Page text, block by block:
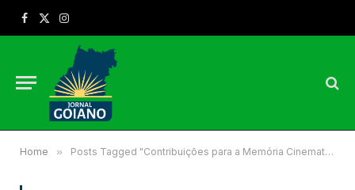
Facebook
X
Instagram
Home » Posts Tagged "Contribuições para a Memória Cinematográfica"